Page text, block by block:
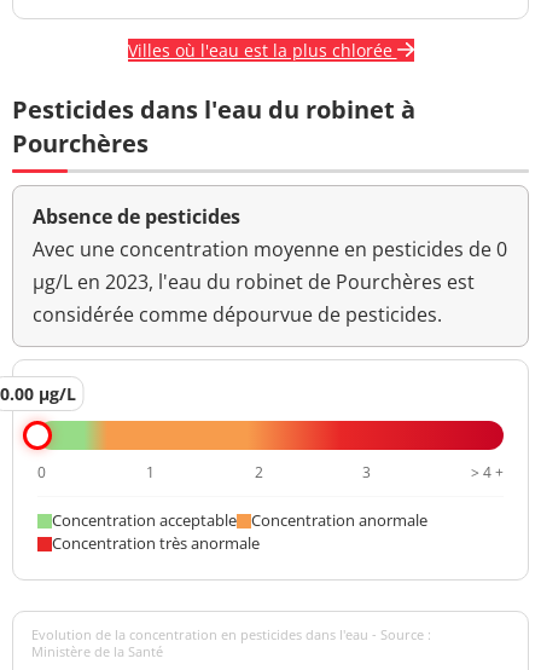
Villes où l'eau est la plus chlorée
Pesticides dans l'eau du robinet à
Pourchères
Absence de pesticides
Avec une concentration moyenne en pesticides de 0
µg/L en 2023, l'eau du robinet de Pourchères est
considérée comme dépourvue de pesticides.
0.00 µg/L
0 1 2 3 > 4 +
Concentration acceptable
Concentration anormale
Concentration très anormale
Evolution de la concentration en pesticides dans l'eau - Source :
Ministère de la Santé